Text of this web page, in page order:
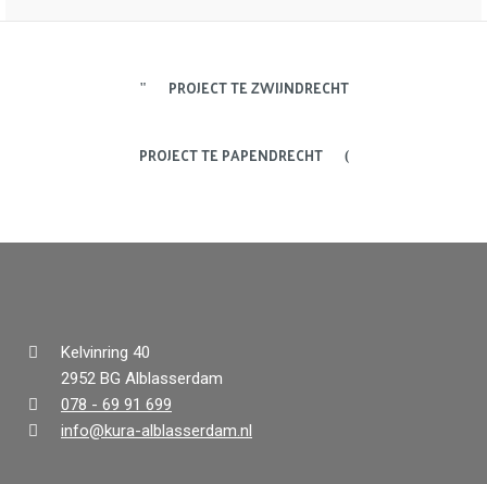
PROJECT TE ZWIJNDRECHT
PROJECT TE PAPENDRECHT
Kelvinring 40
2952 BG Alblasserdam
078 - 69 91 699
info@kura-alblasserdam.nl